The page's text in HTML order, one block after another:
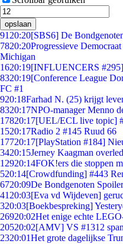
opslaan
91 20:20[SBS6] De
7820:20Progressieve
Michigan
1620:19[INFLUENCERS #295]
8320:19[Conference League
FC #1
920:18Farhad N. (25) krijgt
8320:17NPO-manager Menno
17820:17[UEL/ECL live
1520:17Radio 2 #145 Ruud 66
17720:17[PlayStation #184]
3420:15Jerney Kaagman
12920:14FOK!ers die stoppen
520:14[Crowdfunding] #443
6720:09De Bondgenoten
41 20:03[Eva vd Wijdeven]
320:03[Boekbespreking]
26920:02Het enige echte
20520:02[AMV] VS #1312
2320:01Het grote dagelijkse